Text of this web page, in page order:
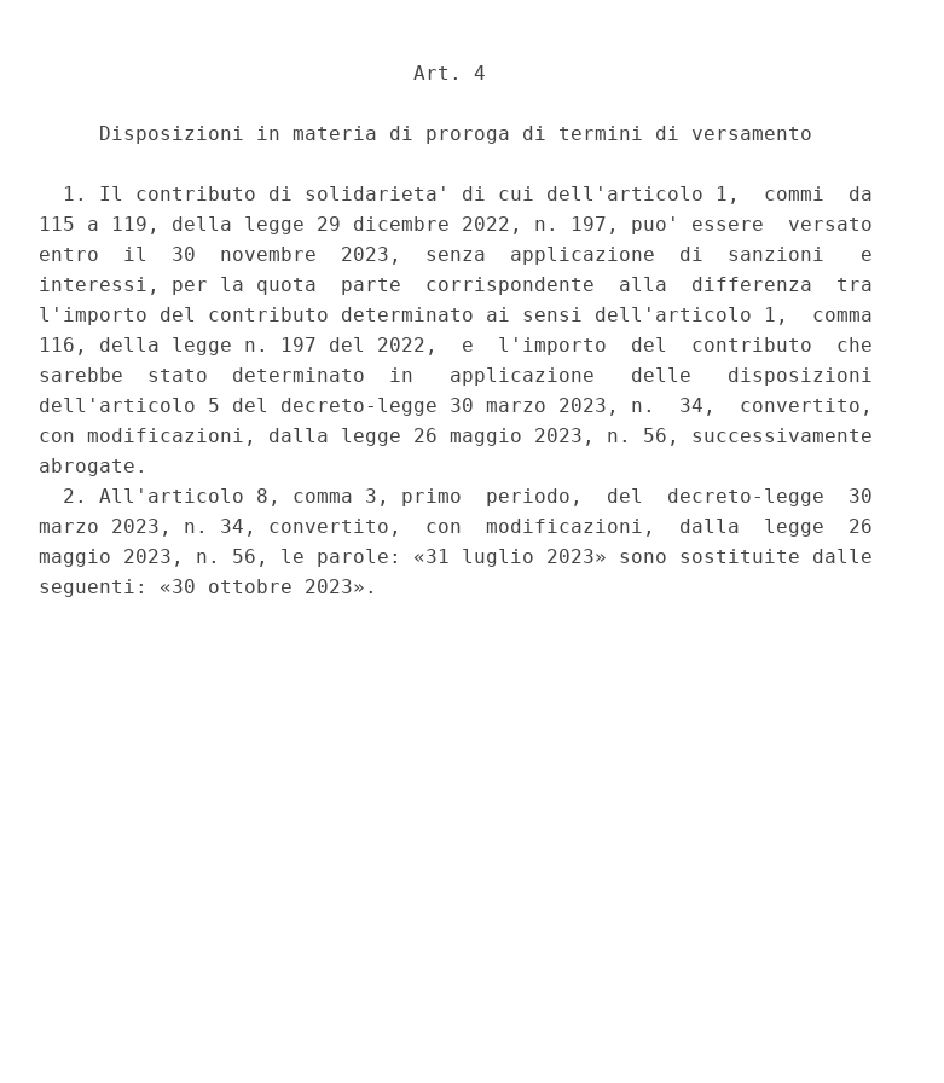
                               Art. 4
     Disposizioni in materia di proroga di termini di versamento
  1. Il contributo di solidarieta' di cui dell'articolo 1,  commi  da
115 a 119, della legge 29 dicembre 2022, n. 197, puo' essere  versato
entro  il  30  novembre  2023,  senza  applicazione  di  sanzioni   e
interessi, per la quota  parte  corrispondente  alla  differenza  tra
l'importo del contributo determinato ai sensi dell'articolo 1,  comma
116, della legge n. 197 del 2022,  e  l'importo  del  contributo  che
sarebbe  stato  determinato  in   applicazione   delle   disposizioni
dell'articolo 5 del decreto-legge 30 marzo 2023, n.  34,  convertito,
con modificazioni, dalla legge 26 maggio 2023, n. 56, successivamente
abrogate.
  2. All'articolo 8, comma 3, primo  periodo,  del  decreto-legge  30
marzo 2023, n. 34, convertito,  con  modificazioni,  dalla  legge  26
maggio 2023, n. 56, le parole: «31 luglio 2023» sono sostituite dalle